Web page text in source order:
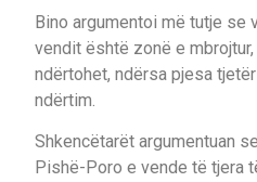
Bino argumentoi më tutje se
vendit është zonë e
ndërtohet, ndërsa pjesa
ndërtim.
Shkencëtarët argumentuan
Pishë-Poro e vende të tjera